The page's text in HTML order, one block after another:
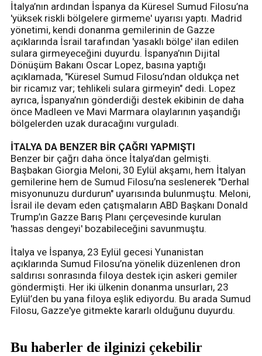
İtalya’nın ardından İspanya da Küresel Sumud Filosu’na
'yüksek riskli bölgelere girmeme' uyarısı yaptı. Madrid
yönetimi, kendi donanma gemilerinin de Gazze
açıklarında İsrail tarafından 'yasaklı bölge' ilan edilen
sulara girmeyeceğini duyurdu. İspanya’nın Dijital
Dönüşüm Bakanı Oscar Lopez, basına yaptığı
açıklamada, "Küresel Sumud Filosu’ndan oldukça net
bir ricamız var; tehlikeli sulara girmeyin" dedi. Lopez
ayrıca, İspanya’nın gönderdiği destek ekibinin de daha
önce Madleen ve Mavi Marmara olaylarının yaşandığı
bölgelerden uzak duracağını vurguladı.
İTALYA DA BENZER BİR ÇAĞRI YAPMIŞTI
Benzer bir çağrı daha önce İtalya’dan gelmişti.
Başbakan Giorgia Meloni, 30 Eylül akşamı, hem İtalyan
gemilerine hem de Sumud Filosu’na seslenerek "Derhal
misyonunuzu durdurun" uyarısında bulunmuştu. Meloni,
İsrail ile devam eden çatışmaların ABD Başkanı Donald
Trump’ın Gazze Barış Planı çerçevesinde kurulan
'hassas dengeyi' bozabileceğini savunmuştu.
İtalya ve İspanya, 23 Eylül gecesi Yunanistan
açıklarında Sumud Filosu’na yönelik düzenlenen dron
saldırısı sonrasında filoya destek için askeri gemiler
göndermişti. Her iki ülkenin donanma unsurları, 23
Eylül’den bu yana filoya eşlik ediyordu. Bu arada Sumud
Filosu, Gazze'ye gitmekte kararlı olduğunu duyurdu.
Bu haberler de ilginizi çekebilir